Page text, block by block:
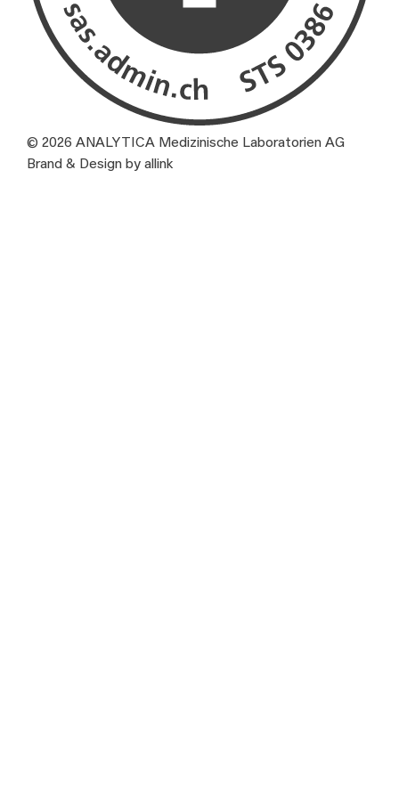
© 2026 ANALYTICA Medizinische Laboratorien AG
Brand & Design by allink